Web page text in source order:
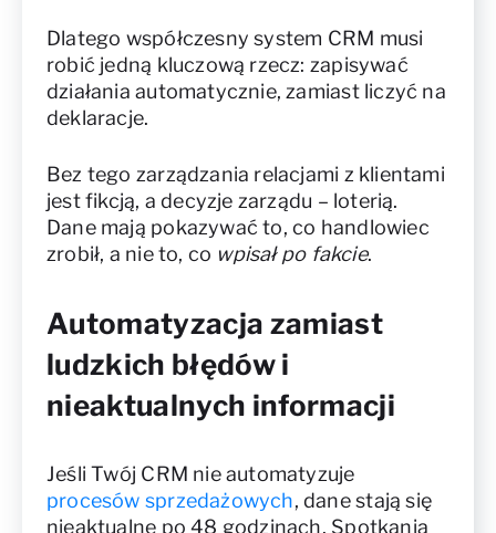
Dlatego współczesny system CRM musi
robić jedną kluczową rzecz: zapisywać
działania automatycznie, zamiast liczyć na
deklaracje.
Bez tego zarządzania relacjami z klientami
jest fikcją, a decyzje zarządu – loterią.
Dane mają pokazywać to, co handlowiec
zrobił, a nie to, co wpisał po fakcie.
Automatyzacja zamiast
ludzkich błędów i
nieaktualnych informacji
Jeśli Twój CRM nie automatyzuje
procesów sprzedażowych, dane stają się
nieaktualne po 48 godzinach. Spotkania